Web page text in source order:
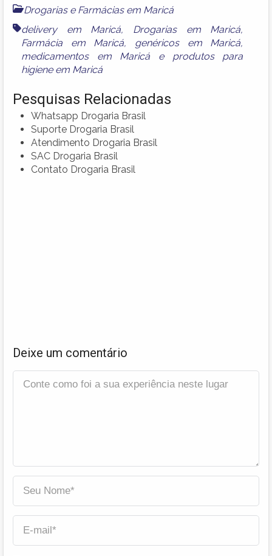
Drogarias e Farmácias em Maricá
delivery em Maricá, Drogarias em Maricá,
Farmácia em Maricá, genéricos em Maricá,
medicamentos em Maricá e produtos para
higiene em Maricá
Pesquisas Relacionadas
Whatsapp Drogaria Brasil
Suporte Drogaria Brasil
Atendimento Drogaria Brasil
SAC Drogaria Brasil
Contato Drogaria Brasil
Deixe um comentário